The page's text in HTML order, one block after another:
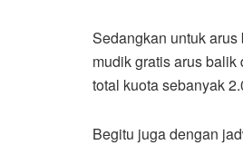
Sedangkan untuk
mudik gratis arus
total kuota sebanyak
Begitu juga dengan